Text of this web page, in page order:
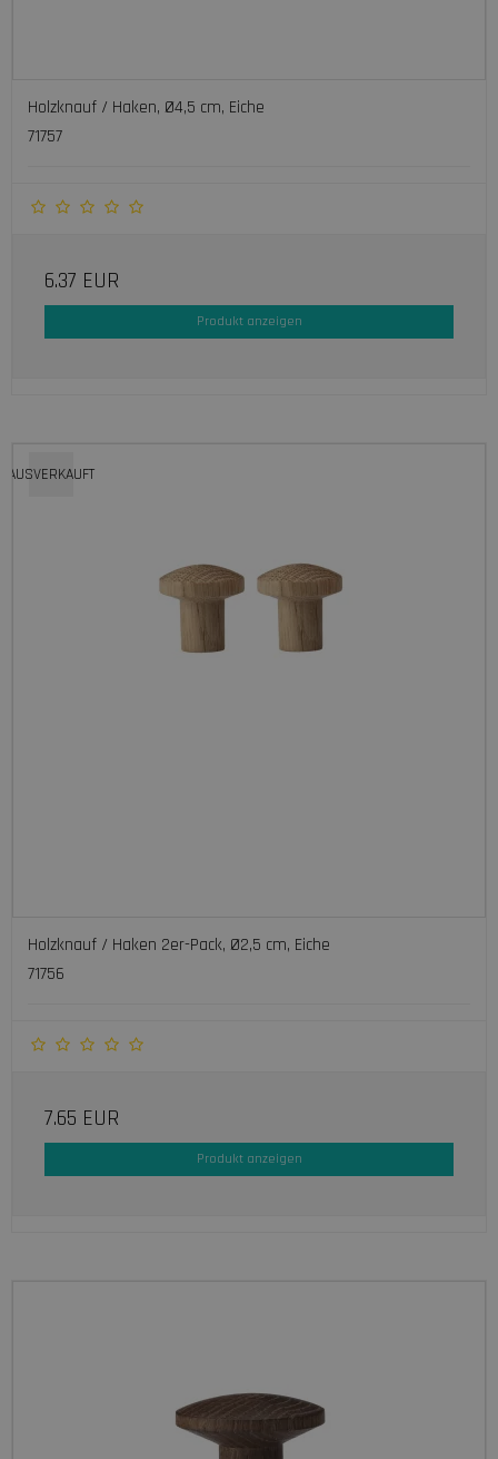
Holzknauf / Haken, Ø4,5 cm, Eiche
71757
6.37 EUR
Produkt anzeigen
AUSVERKAUFT
Holzknauf / Haken 2er-Pack, Ø2,5 cm, Eiche
71756
7.65 EUR
Produkt anzeigen